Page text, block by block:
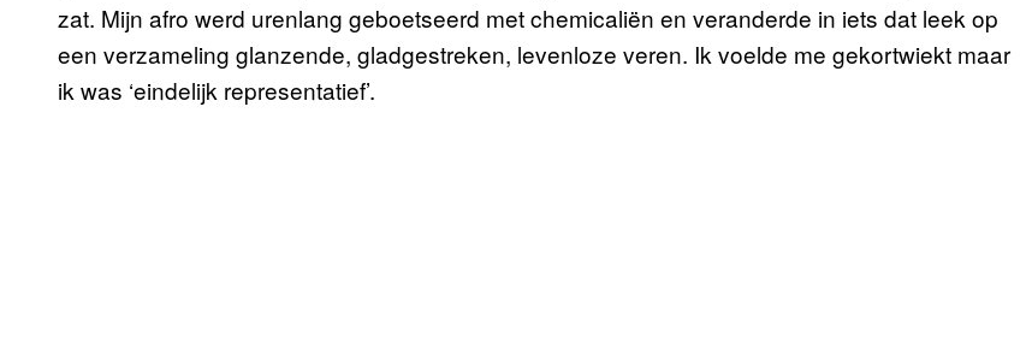
zat. Mijn afro werd urenlang geboetseerd met chemicaliën en veranderde in iets dat leek op
een verzameling glanzende, gladgestreken, levenloze veren. Ik voelde me gekortwiekt maar
ik was ‘eindelijk representatief’.